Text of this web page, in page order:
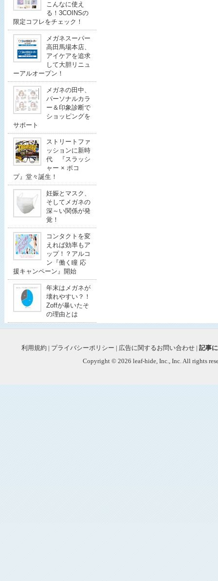
こんなに使え
る！3COINSの
限定コフレをチェック！
メガネスーパー
高田馬場本店、
アイケアを追求
して大胆リニュ
ーアルオープン！
メガネの田中、
パーソナルカラ
ー＆印象診断で
ショッピングを
サポート
ストリートファ
ッションに新時
代 『スラッシ
ャー × ポコ
プ』堂々誕生！
妊娠とマスク、
そしてメガネの
深～い関係が発
覚！
コンタクトを変
えれば効率もア
ップ！？アルコ
ン『働く瞳 応
援キャンペーン』開始
年末はメガネが
壊れやすい？！
Zoffが暴いたそ
の理由とは
利用規約 | プライバシーポリシー | 広告に関するお問い合わせ | 記事
Copyright © 2026 leaf-hide, Inc., Inc. All rights